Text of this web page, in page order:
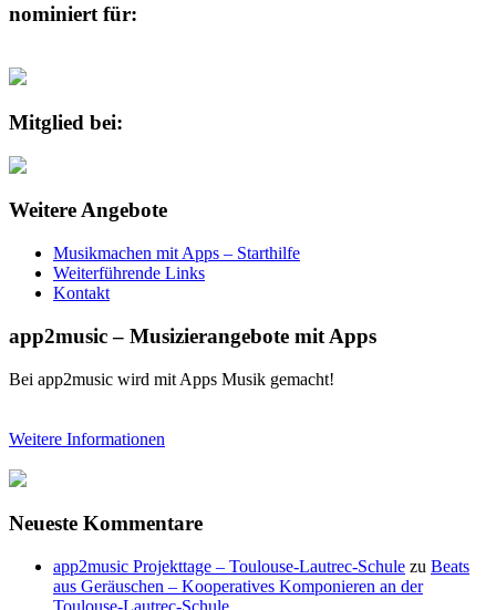
nominiert für:
Mitglied bei:
Weitere Angebote
Musikmachen mit Apps – Starthilfe
Weiterführende Links
Kontakt
app2music – Musizierangebote mit Apps
Bei app2music wird mit Apps Musik gemacht!
Weitere Informationen
Neueste Kommentare
app2music Projekttage – Toulouse-Lautrec-Schule zu Beats
aus Geräuschen – Kooperatives Komponieren an der
Toulouse-Lautrec-Schule